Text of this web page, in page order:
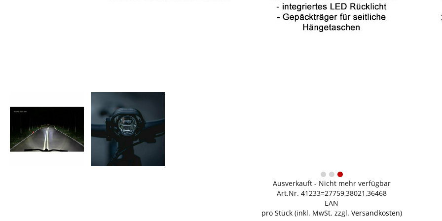
Ausverkauft - Nicht mehr verfügbar
Art.Nr. 41233=27759,38021,36468
EAN
pro Stück (inkl. MwSt. zzgl. Versandkosten)